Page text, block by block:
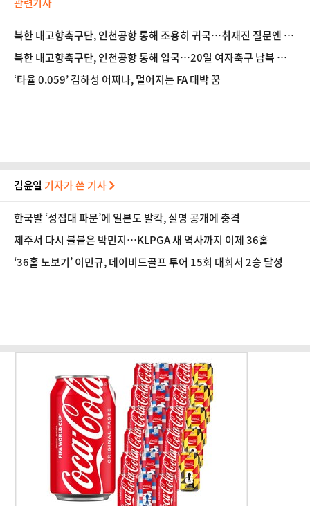
북한 내고향축구단, 인천공항 통해 조용히 귀국…취재진 질문엔 묵
묵부답
북한 내고향축구단, 인천공항 통해 입국…20일 여자축구 남북 맞대
결
‘타율 0.059’ 김하성 어쩌나, 멀어지는 FA 대박 꿈
김윤일 기자가 쓴 기사
한국발 ‘성접대 파문’에 일본도 발칵, 실명 공개에 충격
제주서 다시 불붙은 박민지…KLPGA 새 역사까지 이제 36홀
‘36홀 노보기’ 이민규, 데이비드골프 투어 15회 대회서 2승 달성